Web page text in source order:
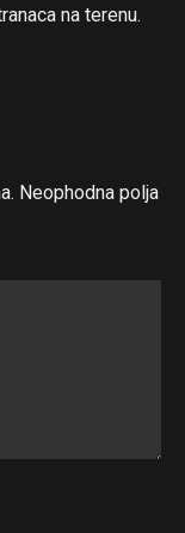
na terenu.
Neophodna polja